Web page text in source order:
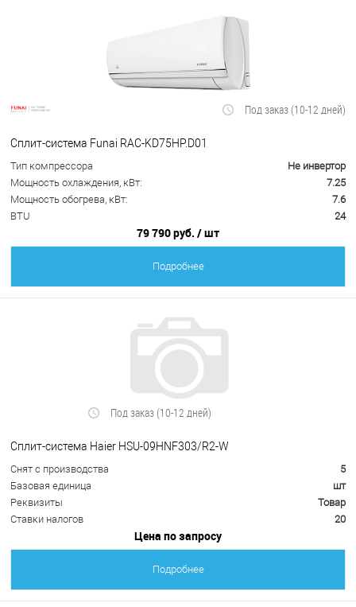
Под заказ (10-12 дней)
Сплит-система Funai RAC-KD75HP.D01
Тип компрессора
Не инвертор
Мощность охлаждения, кВт:
7.25
Мощность обогрева, кВт:
7.6
BTU
24
79 790 руб. / шт
Подробнее
Под заказ (10-12 дней)
Сплит-система Haier HSU-09HNF303/R2-W
Снят с производства
5
Базовая единица
шт
Реквизиты
Товар
Ставки налогов
20
Цена по запросу
Подробнее